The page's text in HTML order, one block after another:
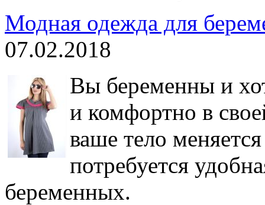
Модная одежда для
07.02.2018
Вы беременны и
и комфортно в
ваше тело
потребуется
беременных.